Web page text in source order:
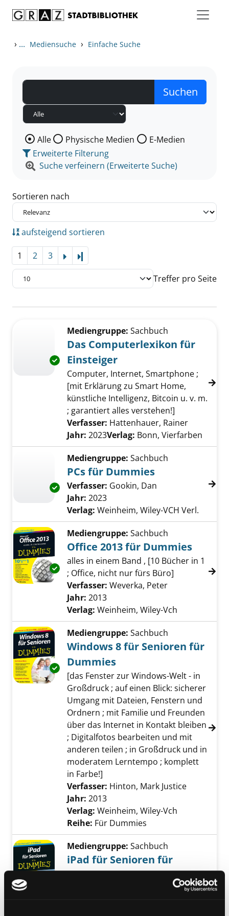
› ... Mediensuche › Einfache Suche
Wählen Sie die Medienart nach der Sie suchen wollen.
Alle Physische Medien
E-Medien
Erweiterte Filterung
Suche verfeinern (Erweiterte Suche)
Sortieren nach
aufsteigend sortieren
1 2 3
Treffer pro Seite
Zu den Suchfiltern springen
Exemplar-Details von Das Computerlexikon
Mediengruppe: Sachbuch
Das Computerlexikon für
Einsteiger
Computer, Internet, Smartphone ;
[mit Erklärung zu Smart Home,
künstliche Intelligenz, Bitcoin u. v. m.
; garantiert alles verstehen!]
Verfasser: Hattenhauer, Rainer
Jahr: 2023Verlag: Bonn, Vierfarben
Exemplar-Details von PCs für Dummies
Mediengruppe: Sachbuch
PCs für Dummies
Verfasser: Gookin, Dan Suche nach
Jahr: 2023
Verlag: Weinheim, Wiley-VCH Verl.
Exemplar-Details von Office 2013 für
Mediengruppe: Sachbuch
Office 2013 für Dummies
alles in einem Band , [10 Bücher in 1
; Office, nicht nur fürs Büro]
Verfasser: Weverka, Peter
Jahr: 2013
Verlag: Weinheim, Wiley-Vch
Exemplar-Details von Windows 8 für
Mediengruppe: Sachbuch
Windows 8 für Senioren für
Dummies
[das Fenster zur Windows-Welt - in
Großdruck ; auf einen Blick: sicherer
Umgang mit Dateien, Fenstern und
Ordnern ; mit Familie und Freunden
über das Internet in Kontakt bleiben
; Digitalfotos bearbeiten und mit
anderen teilen ; in Großdruck und in
moderatem Lerntempo ; komplett
in Farbe!]
Verfasser: Hinton, Mark Justice
Jahr: 2013
Verlag: Weinheim, Wiley-Vch
Reihe: Für Dummies
Exemplar-Details von iPad für Senioren für
Mediengruppe: Sachbuch
iPad für Senioren für
Dummies